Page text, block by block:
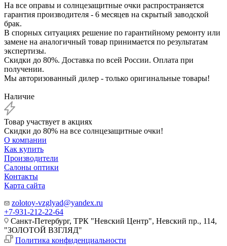
На все оправы и солнцезащитные очки распространяется
гарантия производителя - 6 месяцев на скрытый заводской
брак.
В спорных ситуациях решение по гарантийному ремонту или
замене на аналогичный товар принимается по результатам
экспертизы.
Скидки до 80%. Доставка по всей России. Оплата при
получении.
Мы авторизованный дилер - только оригинальные товары!
Наличие
Товар участвует в акциях
Скидки до 80% на все солнцезащитные очки!
О компании
Как купить
Производители
Салоны оптики
Контакты
Карта сайта
zolotoy-vzglyad@yandex.ru
+7-931-212-22-64
Санкт-Петербург, ТРК "Невский Центр", Невский пр., 114,
"ЗОЛОТОЙ ВЗГЛЯД"
Политика конфиденциальности